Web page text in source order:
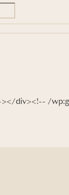
div><!-- /